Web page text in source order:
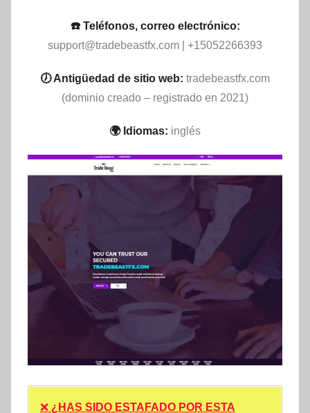
☎️ Teléfonos, correo electrónico:
support@tradebeastfx.com | +15052266393
🕖 Antigüedad de sitio web: tradebeastfx.com
(dominio creado – registrado en 2021)
🌍 Idiomas: inglés
❌ ¿HAS SIDO ESTAFADO POR ESTA